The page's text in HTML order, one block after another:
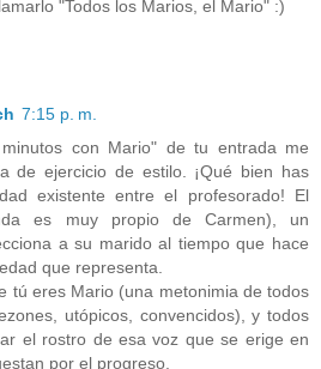
"Todos los Marios, el Mario" :)
7:15 p. m.
con Mario" de tu entrada me
de ejercicio de estilo. ¡Qué bien has
existente entre el profesorado! El
es muy propio de Carmen), un
a su marido al tiempo que hace
que representa.
tú eres Mario (una metonimia de todos
utópicos, convencidos), y todos
el rostro de esa voz que se erige en
por el progreso.